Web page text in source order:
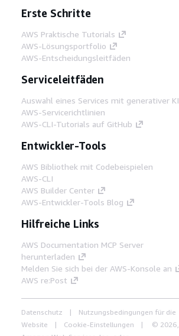
Erste Schritte
AWS Praktische Tutorials
AWS-Lösungsportfolio
AWS-Entscheidungsleitfäden
Serviceleitfäden
Auswahl eines Services mit generativer KI
AWS-Servicerichtlinien
AWS-CLI-Tutorials auf GitHub
Entwickler-Tools
AWS Bibliothek mit Codebeispielen
AWS-CLI
AWS Builder Center
AWS-Entwickler-Tools Blog
Hilfreiche Links
AWS Documentation MCP Server
herunterladen
Melden Sie sich bei der AWS-Konsole an
AWS re:Post
Datenschutz
Nutzungsbedingungen für die
Website
Cookie-Einstellungen
© 2026,